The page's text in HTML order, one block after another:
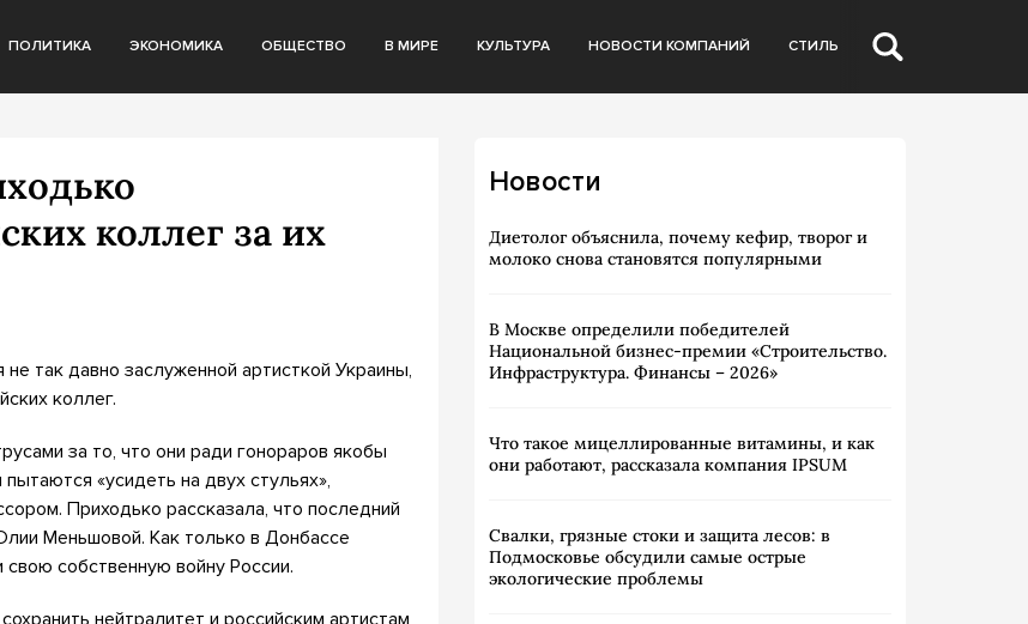
ПОЛИТИКА ЭКОНОМИКА ОБЩЕСТВО В МИРЕ КУЛЬТУРА НОВОСТИ КОМПАНИЙ СТИЛЬ
коллег за их
так давно заслуженной артисткой Украины,
коллег.
за то, что они ради гонораров якобы
«усидеть на двух стульях»,
Приходько рассказала, что последний
Меньшовой. Как только в Донбассе
собственную войну России.
нейтралитет и российским артистам
Новости
Диетолог объяснила, почему кефир, творог и
молоко снова становятся популярными
В Москве определили победителей
Национальной бизнес-премии «Строительство.
Инфраструктура. Финансы – 2026»
Что такое мицеллированные витамины, и как
они работают, рассказала компания IPSUM
Свалки, грязные стоки и защита лесов: в
Подмосковье обсудили самые острые
экологические проблемы